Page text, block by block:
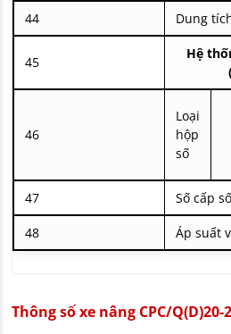
44 Dung
45
Hệ
46
Loại
hộp
số
47 Số cấp
48 Áp suất
Thông số xe nâng CPC/Q(D)20-